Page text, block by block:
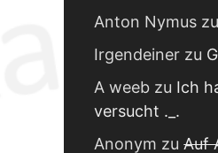
Anton Nymus zu
Irgendeiner zu
A weeb zu Ich
versucht ._.
Anonym zuAuf